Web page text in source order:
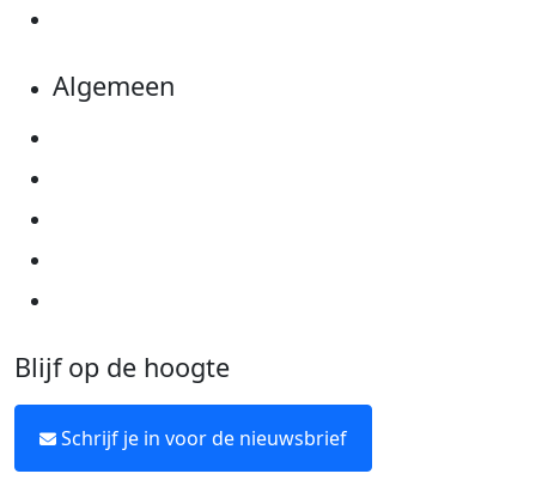
Algemeen
Blijf op de hoogte
Schrijf je in voor de nieuwsbrief